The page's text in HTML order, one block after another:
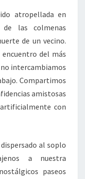
atropellada en
las colmenas
de un vecino.
del más
intercambiamos
Compartimos
amistosas
con
al soplo
a nuestra
paseos